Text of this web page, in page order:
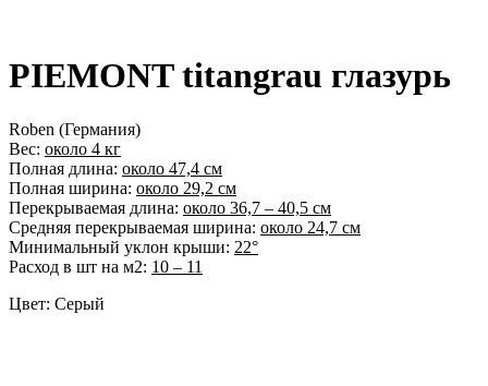
PIEMONT titangrau глазурь
Roben (Германия)
Вес: около 4 кг
Полная длина: около 47,4 см
Полная ширина: около 29,2 см
Перекрываемая длина: около 36,7 – 40,5 см
Средняя перекрываемая ширина: около 24,7 см
Минимальный уклон крыши: 22°
Расход в шт на м2: 10 – 11
Цвет: Серый